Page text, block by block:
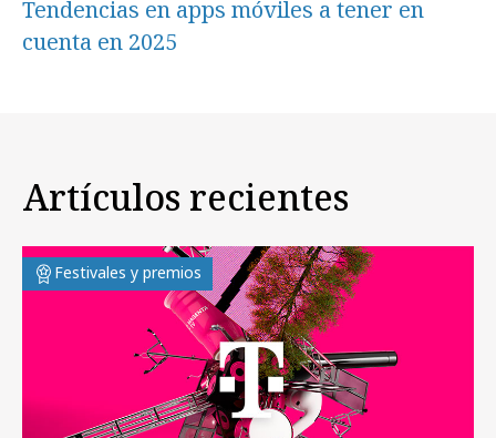
Tendencias en apps móviles a tener en
cuenta en 2025
Artículos recientes
Festivales y premios